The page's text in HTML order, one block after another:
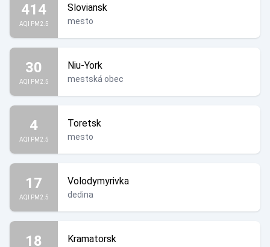
414
AQI PM2.5
Sloviansk
mesto
30
AQI PM2.5
Niu-York
mestská obec
4
AQI PM2.5
Toretsk
mesto
17
AQI PM2.5
Volodymyrivka
dedina
18 Kramatorsk